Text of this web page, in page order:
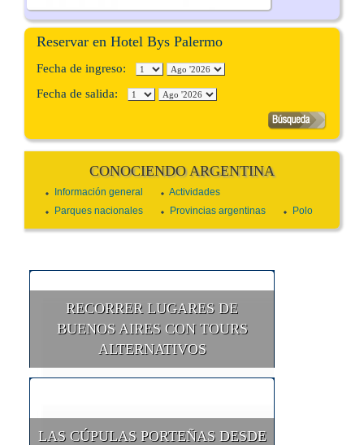
Reservar en Hotel Bys Palermo
Fecha de ingreso:
Fecha de salida:
CONOCIENDO ARGENTINA
Información general
Actividades
Parques nacionales
Provincias argentinas Polo
RECORRER LUGARES DE
BUENOS AIRES CON TOURS
ALTERNATIVOS
LAS CÚPULAS PORTEÑAS DESDE